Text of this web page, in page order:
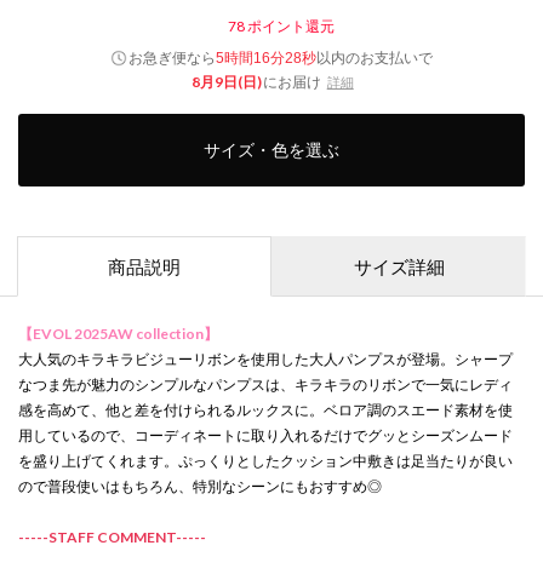
78ポイント還元
お急ぎ便なら5時間16分27秒以内のお支払いで
8月9日(日)にお届け 詳細
サイズ・色を選ぶ
商品説明 サイズ詳細
【EVOL 2025AW collection】
大人気のキラキラビジューリボンを使用した大人パンプスが登場。シャープ
なつま先が魅力のシンプルなパンプスは、キラキラのリボンで一気にレディ
感を高めて、他と差を付けられるルックスに。ベロア調のスエード素材を使
用しているので、コーディネートに取り入れるだけでグッとシーズンムード
を盛り上げてくれます。ぷっくりとしたクッション中敷きは足当たりが良い
ので普段使いはもちろん、特別なシーンにもおすすめ◎
-----STAFF COMMENT-----